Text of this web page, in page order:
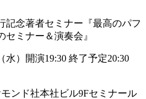
記念著者セミナー『最高のパフ
セミナー＆演奏会』
水）開演19:30 終了予定20:30
ンド社本社ビル9Fセミナール